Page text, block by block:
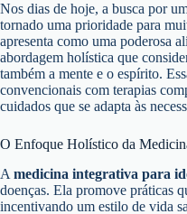
Nos dias de hoje, a busca por
tornado uma prioridade para
apresenta como uma poderosa
abordagem holística que
também a mente e o espírito.
convencionais com terapias
cuidados que se adapta às
O Enfoque Holístico da
A medicina integrativa para
doenças. Ela promove práticas
incentivando um estilo de vida